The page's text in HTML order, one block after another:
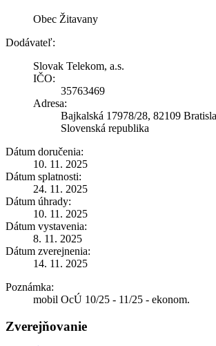
Obec Žitavany
Dodávateľ:
Slovak Telekom, a.s.
IČO:
35763469
Adresa:
Bajkalská 17978/28, 82109
Slovenská republika
Dátum doručenia:
10. 11. 2025
Dátum splatnosti:
24. 11. 2025
Dátum úhrady:
10. 11. 2025
Dátum vystavenia:
8. 11. 2025
Dátum zverejnenia:
14. 11. 2025
Poznámka:
mobil OcÚ 10/25 - 11/25 - ekonom.
Zverejňovanie